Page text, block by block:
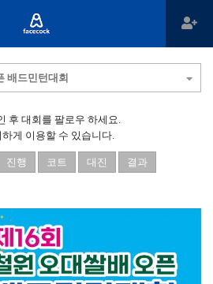
배드민턴대회
후 대회를 팔로우 하세요.
게 이용할 수 있습니다.
진행 코트 대진 결과